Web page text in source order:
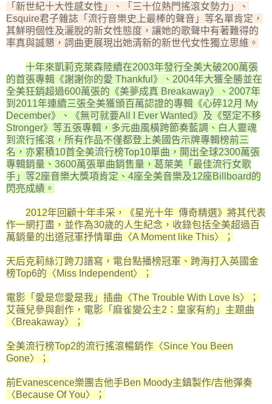
「新世紀十大性感女性」、「三十位熱門搖滾女勢力」、
Esquire君子雜誌「流行音樂史上最棒的聲音」等名單肯定，
其鮮明個性及灑脫的新女性態度，讓她的歌聲中有著難得的
率真與誠懇，詞曲更展現出她清新的新世代女性獨立思維。
十年來凱莉克萊森陸續在2003年發行全美大破200萬張
的首張專輯《謝謝你的愛 Thankful》、2004年大獲全勝並在
全美狂銷超過600萬張的《美夢成真 Breakaway》、2007年
到2011年連續三張全美獲頒百萬認證的專輯《心碎12月 My
December》、《無可就要All I Ever Wanted》及《堅定不移
Stronger》等五張專輯，多元曲風橫跨節奏藍調、白人靈魂
到流行搖滾，所有作品不僅都登上美國告示牌專輯榜前三
名，亦累積10首全美流行榜Top10單曲，開出全球2300萬張
專輯銷量、3600萬張單曲銷售量，葛萊美「最佳流行女歌
手」等2座音樂大獎項肯定、4座全美音樂及12座Billboard的
閃亮成績。
2012年回顧十年丰采，《星光十年 傳奇精選》將其代表
作一網打盡，並作為30歲的人生紀念，收錄包括全美超過百
萬銷量的出道冠軍抒情單曲〈A Moment like This〉；
天后克莉絲汀跨刀譜寫，電台點播榜冠軍、跨海打入英國金
榜Top6的〈Miss Independent〉；
電影「愛是您愛是我」插曲〈The Trouble With Love Is〉；
艾薇兒參與創作，電影「麻雀變公主2：皇家有約」主題曲
〈Breakaway〉；
全美流行榜Top2的流行搖滾暢銷作〈Since You Been
Gone〉；
前Evanescence樂團吉他手Ben Moody主鎮製作/吉他彈奏
〈Because Of You〉；